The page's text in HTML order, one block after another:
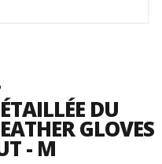
DU
GLOVES
- M